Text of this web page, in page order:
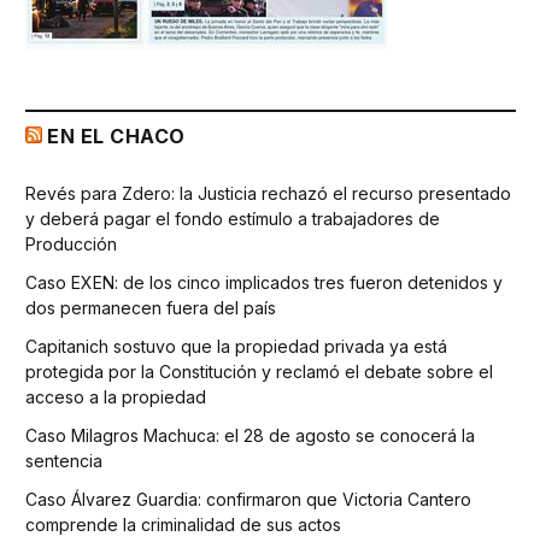
EN EL CHACO
Revés para Zdero: la Justicia rechazó el recurso presentado
y deberá pagar el fondo estímulo a trabajadores de
Producción
Caso EXEN: de los cinco implicados tres fueron detenidos y
dos permanecen fuera del país
Capitanich sostuvo que la propiedad privada ya está
protegida por la Constitución y reclamó el debate sobre el
acceso a la propiedad
Caso Milagros Machuca: el 28 de agosto se conocerá la
sentencia
Caso Álvarez Guardia: confirmaron que Victoria Cantero
comprende la criminalidad de sus actos